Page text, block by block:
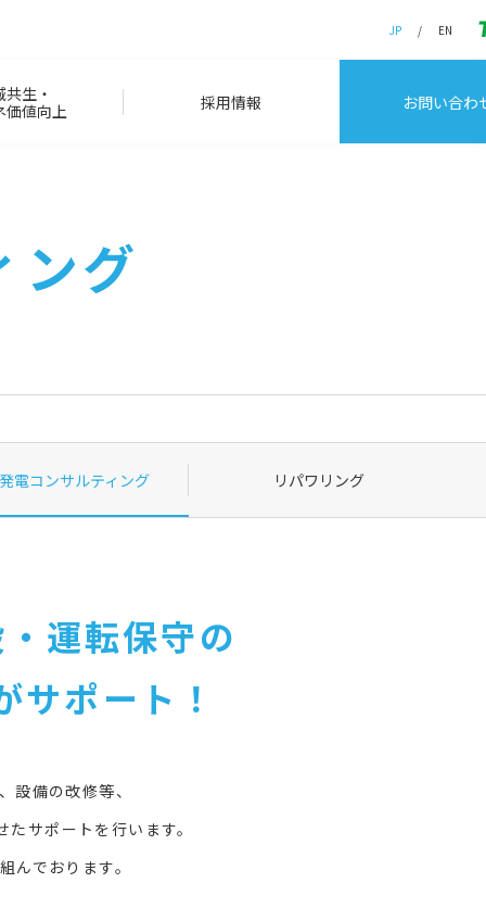
JP EN
共生・
価値向上
採用情報 お問い合わ
ング
電コンサルティング リパワリング
運転保守の
ポート！
設備の改修等、
サポートを行います。
でおります。